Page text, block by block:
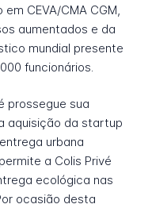
CEVA/CMA CGM,
aumentados e da
mundial presente
funcionários.
prossegue sua
aquisição da startup
urbana
a Colis Privé
ecológica nas
ocasião desta